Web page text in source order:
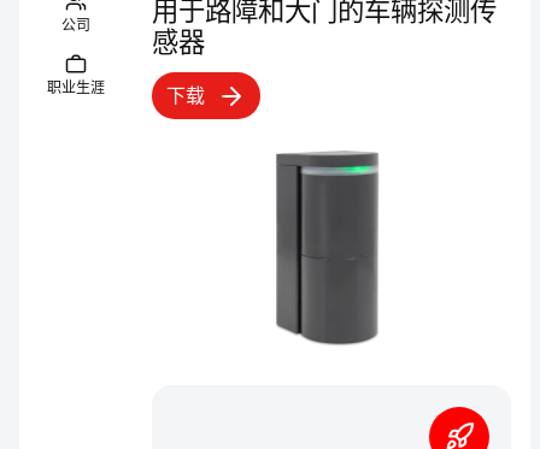
公司
职业生涯
用于路障和大门的车辆探测传
感器
下载